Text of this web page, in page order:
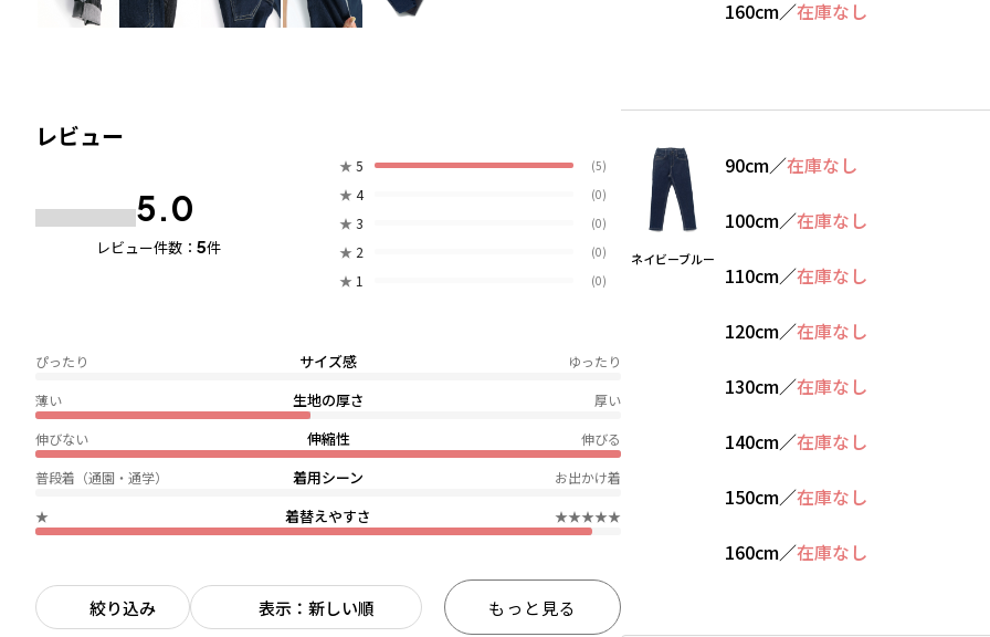
レビュー
5.0
レビュー件数： 5件
★ 5 (5)
★ 4 (0)
★ 3 (0)
★ 2 (0)
★ 1 (0)
サイズ感
ぴったり ゆったり
生地の厚さ
薄い 厚い
伸縮性
伸びない 伸びる
着用シーン
普段着（通園・通学） お出かけ着
着替えやすさ
★ ★★★★★
絞り込み 表示：新しい順 もっと見る
160cm／在庫なし
ネイビーブルー
90cm／在庫なし
100cm／在庫なし
110cm／在庫なし
120cm／在庫なし
130cm／在庫なし
140cm／在庫なし
150cm／在庫なし
160cm／在庫なし